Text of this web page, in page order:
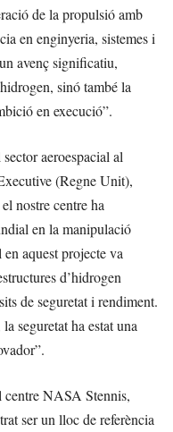
de la propulsió amb
en enginyeria, sistemes i
avenç significatiu,
sinó també la
en execució”.
aeroespacial al
(Regne Unit),
nostre centre ha
en la manipulació
aquest projecte va
d’hidrogen
de seguretat i rendiment.
seguretat ha estat una
NASA Stennis,
ser un lloc de referència